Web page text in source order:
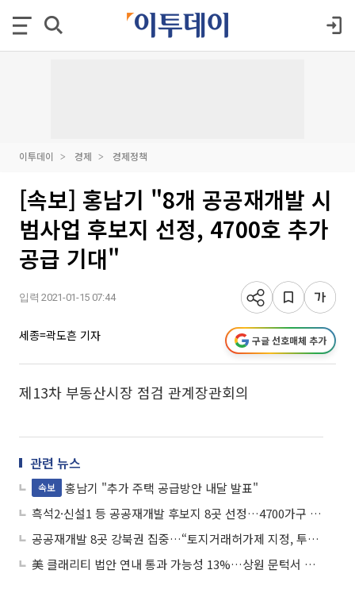
이투데이 경제 경제정책
[속보] 홍남기 "8개 공공재개발 시
범사업 후보지 선정, 4700호 추가
공급 기대"
입력 2021-01-15 07:44
세종=곽도흔 기자 구글 선호매체 추가
제13차 부동산시장 점검 관계장관회의
관련 뉴스
속보
홍남기 "추가 주택 공급방안 내달 발표"
흑석2·신설1 등 공공재개발 후보지 8곳 선정…4700가구 공급
공공재개발 8곳 강북권 집중…“토지거래허가제 지정, 투기세력 차단”
美 클래리티 법안 연내 통과 가능성 13%…상원 문턱서 제동